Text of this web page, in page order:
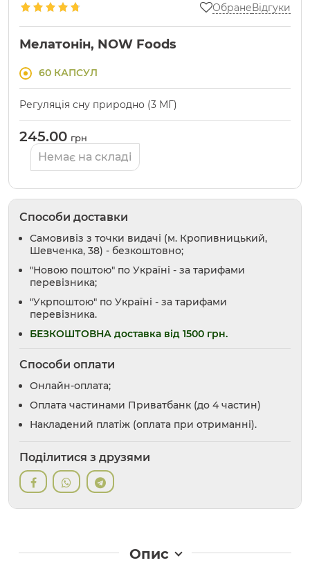
ОбранеВідгуки
Мелатонін, NOW Foods
60 КАПСУЛ
Регуляція сну природно (3 МГ)
245.00 грн
Немає на складі
Способи доставки
Самовивіз з точки видачі (м. Кропивницький,
Шевченка, 38) - безкоштовно;
"Новою поштою" по Україні - за тарифами
перевізника;
"Укрпоштою" по Україні - за тарифами
перевізника.
БЕЗКОШТОВНА доставка від 1500 грн.
Способи оплати
Онлайн-оплата;
Оплата частинами Приватбанк (до 4 частин)
Накладений платіж (оплата при отриманні).
Поділитися з друзями
Опис